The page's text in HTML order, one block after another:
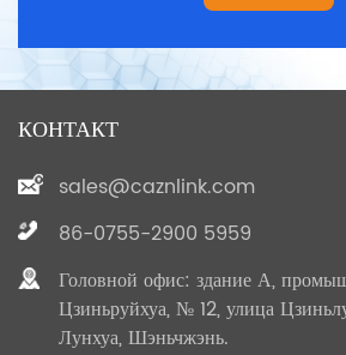
КОНТАКТ
sales@caznlink.com
86-0755-2900 5959
Головной офис: здание А,
Цзиньруйхуа, № 12, улица
Лунхуа, Шэньчжэнь.